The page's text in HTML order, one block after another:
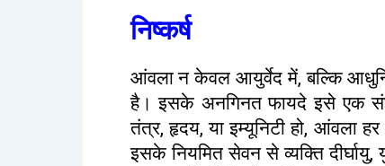
निष्कर्ष
आंवला न केवल आयुर्वेद में, बल्कि
है। इसके अनगिनत फायदे इसे एक
तंत्र, हृदय, या इम्यूनिटी हो, आंवला
इसके नियमित सेवन से व्यक्ति